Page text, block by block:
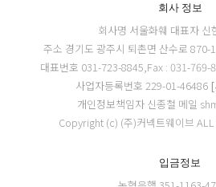
회사 정보
회사명 서울화훼 대표자 신
주소 경기도 광주시 퇴촌면 산수로 870-
대표번호 031-723-8845,Fax : 031-769-
사업자등록번호 229-01-46486
개인정보책임자 신종철 메일
Copyright (c) (주)커넥트웨이브 ALL
입금정보